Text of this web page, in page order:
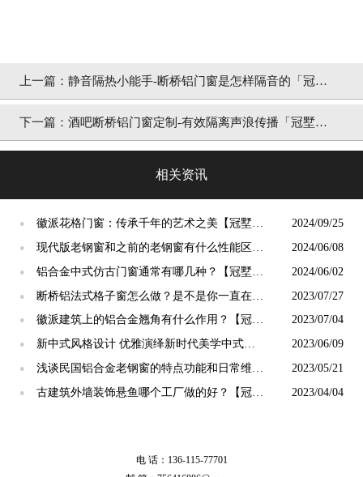
上一篇： 静音隔热小能手-断桥铝门窗是怎样隔音的「冠墅
阳光」
下一篇： 酒吧断桥铝门窗定制-有效隔离声浪传播「冠墅阳
相关资讯
●
徽派花格门窗：传承千年的艺术之美【冠墅阳
光】
2024/09/25
●
现代版老钢窗和之前的老钢窗有什么性能区别
【冠墅阳光】
2024/06/08
●
铝合金中式仿古门窗通常有哪几种？【冠墅阳
光】
2024/06/02
●
断桥铝法式格子窗怎么做？是不是你一直在找
的老钢窗「冠墅阳光」
2023/07/27
●
徽派建筑上的铝合金翘角有什么作用？【冠墅
阳光】
2023/07/04
●
新中式风格设计 优雅演绎新时代美学中式门
窗【冠墅阳光】
2023/06/09
●
浅谈民国铝合金老钢窗的特点功能和日常维护
【冠墅阳光】
2023/05/21
●
古建筑外墙装饰悬鱼哪个工厂做的好？【冠墅
2023/04/04
电 话：136-115-77701